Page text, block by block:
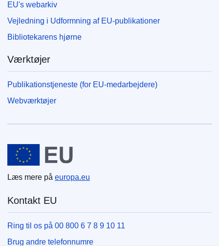
EU's webarkiv
Vejledning i Udformning af EU-publikationer
Bibliotekarens hjørne
Værktøjer
Publikationstjeneste (for EU-medarbejdere)
Webværktøjer
Den Europæiske Union
Læs mere på europa.eu
Kontakt EU
Ring til os på 00 800 6 7 8 9 10 11
Brug andre telefonnumre